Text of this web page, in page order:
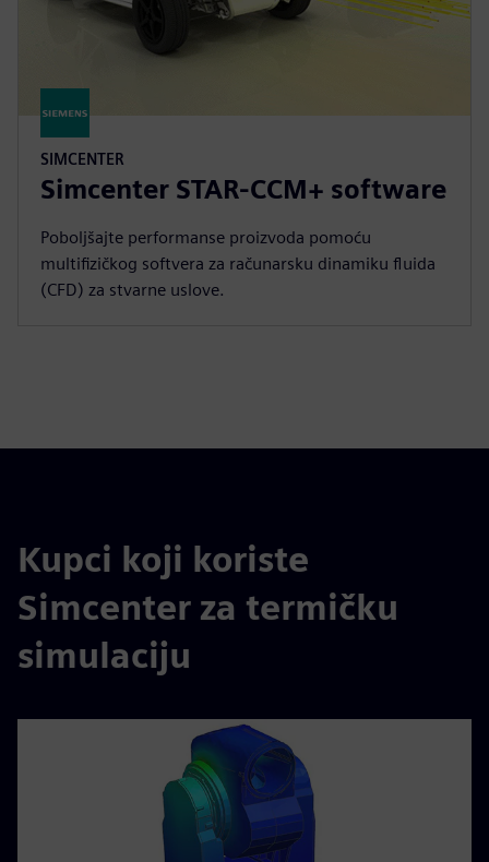
SIMCENTER
Simcenter STAR-CCM+ software
Poboljšajte performanse proizvoda pomoću
multifizičkog softvera za računarsku dinamiku fluida
(CFD) za stvarne uslove.
Kupci koji koriste
Simcenter za termičku
simulaciju